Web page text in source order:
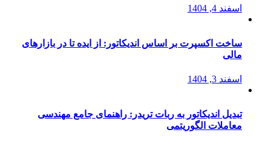
اسفند 4, 1404
ساخت اکسپرت بر اساس اندیکاتور: از ایده تا در بازارهای
مالی
اسفند 3, 1404
تبدیل اندیکاتور به ربات تریدر: راهنمای جامع مهندسی
معاملات الگوریتمی